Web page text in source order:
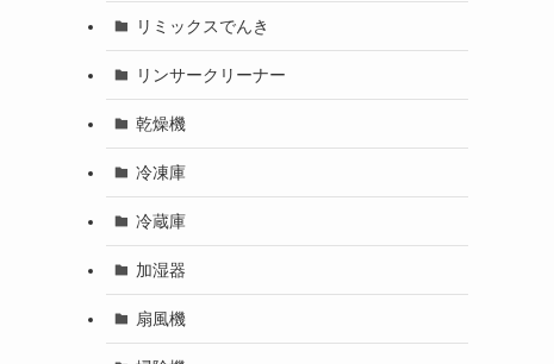
リミックスでんき
リンサークリーナー
乾燥機
冷凍庫
冷蔵庫
加湿器
扇風機